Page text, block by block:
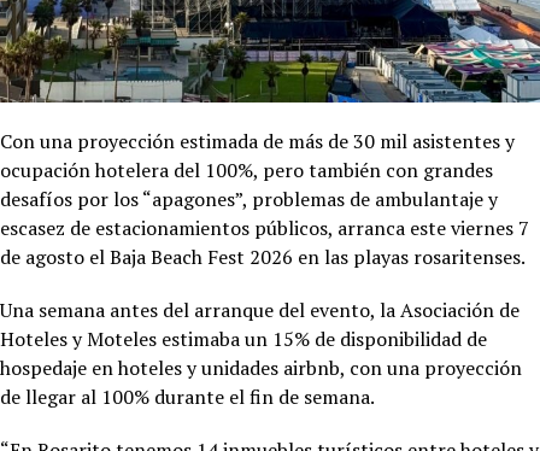
Con una proyección estimada de más de 30 mil asistentes y
ocupación hotelera del 100%, pero también con grandes
desafíos por los “apagones”, problemas de ambulantaje y
escasez de estacionamientos públicos, arranca este viernes 7
de agosto el Baja Beach Fest 2026 en las playas rosaritenses.
Una semana antes del arranque del evento, la Asociación de
Hoteles y Moteles estimaba un 15% de disponibilidad de
hospedaje en hoteles y unidades airbnb, con una proyección
de llegar al 100% durante el fin de semana.